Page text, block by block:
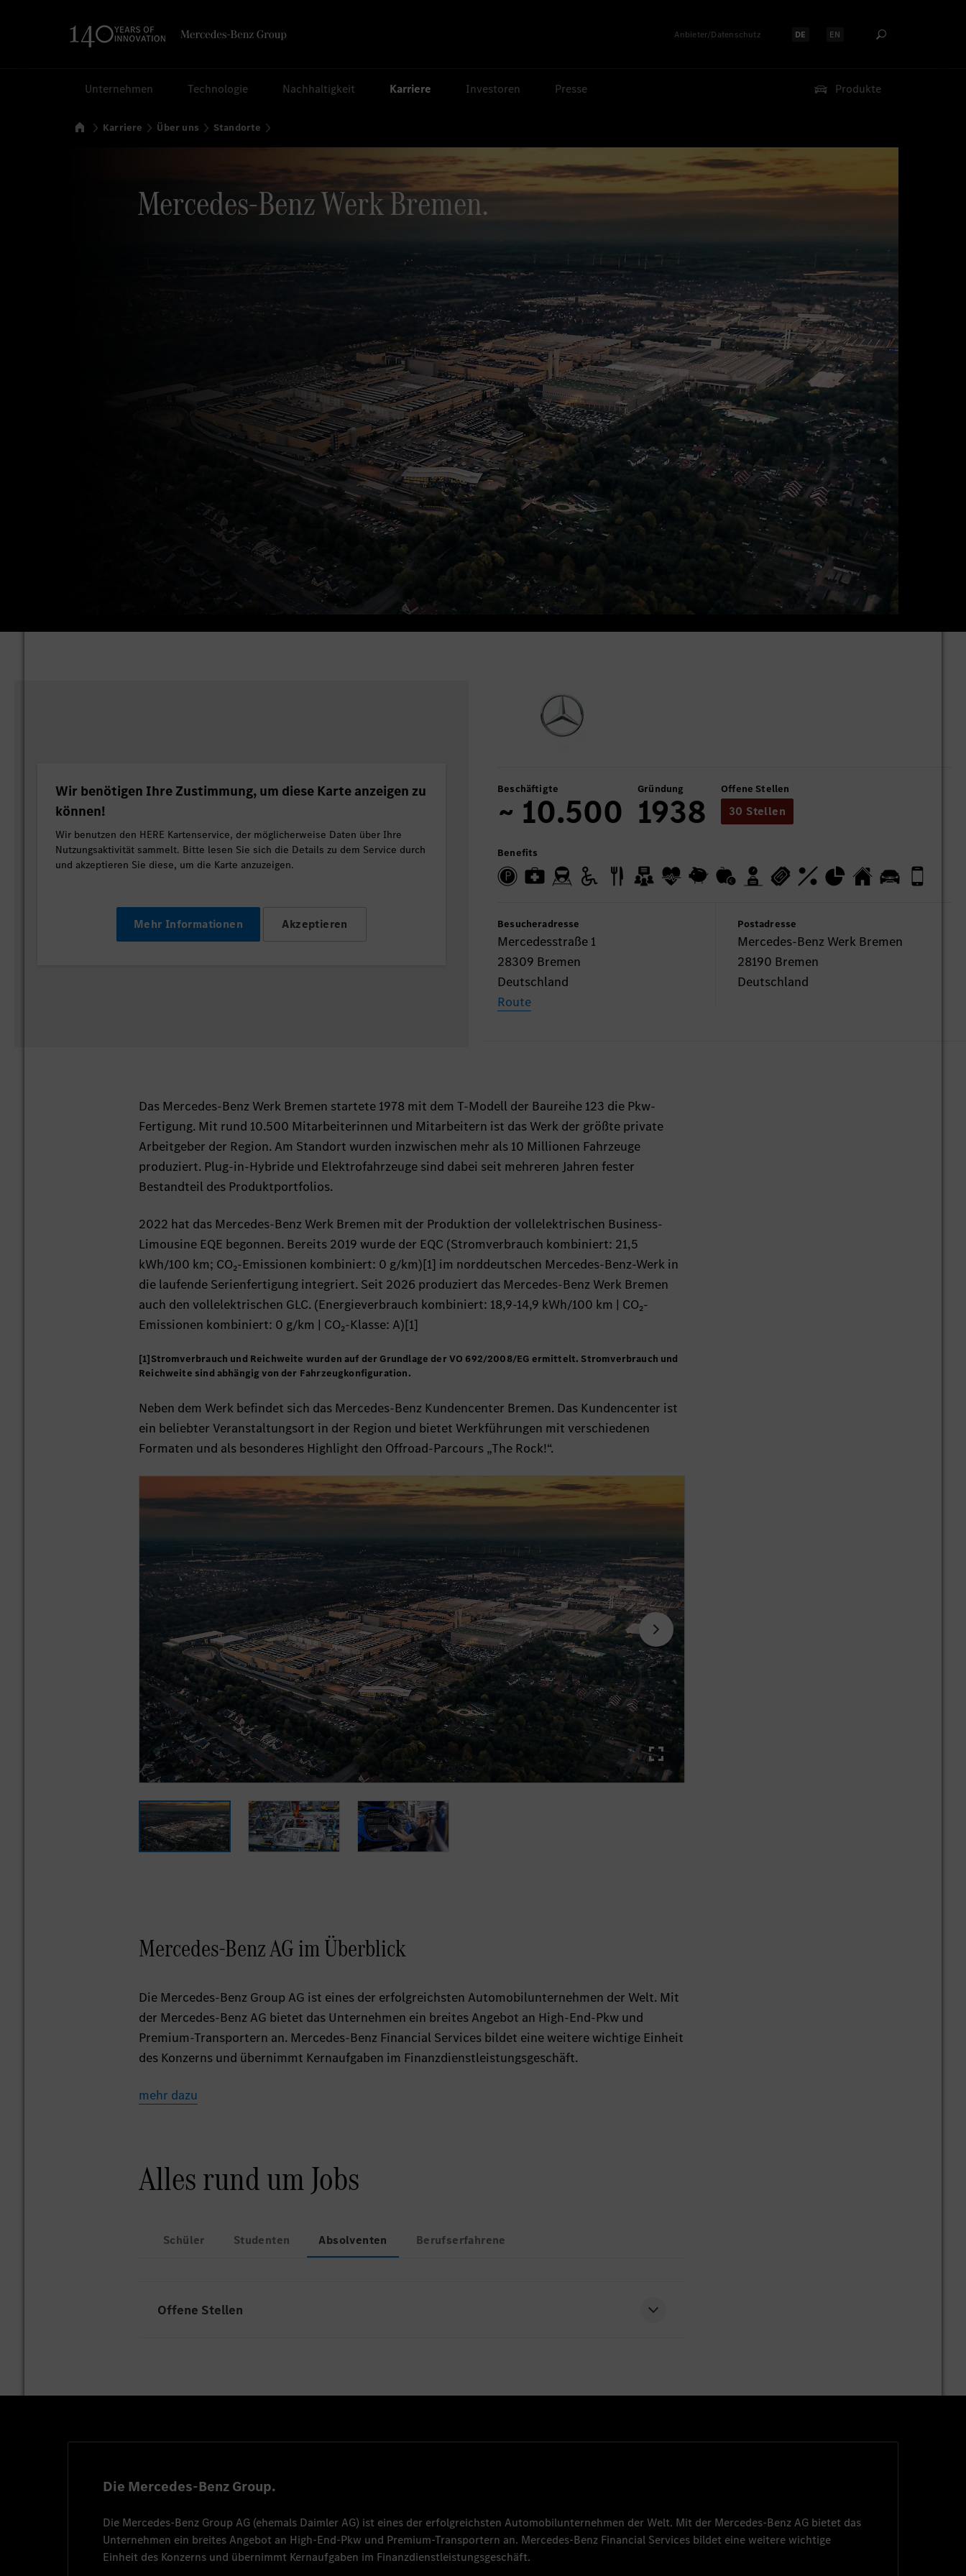
Anbieter/Datenschutz Sprache auswählen:
DE Sprache auswählen:
EN
Unternehmen Technologie Nachhaltigkeit Karriere Investoren Presse Produkte
Startseite
Karriere Über uns Standorte
Mercedes-Benz Werk Bremen.
Wir benötigen Ihre Zustimmung, um diese Karte anzeigen zu
können!
Wir benutzen den HERE Kartenservice, der möglicherweise Daten über Ihre
Nutzungsaktivität sammelt. Bitte lesen Sie sich die Details zu dem Service durch
und akzeptieren Sie diese, um die Karte anzuzeigen.
Mehr Informationen Akzeptieren
Beschäftigte
~ 10.500
Gründung
1938
Offene Stellen
30 Stellen
Benefits
Besucheradresse
Mercedesstraße 1
28309 Bremen
Deutschland
Route
Postadresse
Mercedes-Benz Werk Bremen
28190 Bremen
Deutschland
Das Mercedes-Benz Werk Bremen startete 1978 mit dem T-Modell der Baureihe 123 die Pkw-
Fertigung. Mit rund 10.500 Mitarbeiterinnen und Mitarbeitern ist das Werk der größte private
Arbeitgeber der Region. Am Standort wurden inzwischen mehr als 10 Millionen Fahrzeuge
produziert. Plug-in-Hybride und Elektrofahrzeuge sind dabei seit mehreren Jahren fester
Bestandteil des Produktportfolios.
2022 hat das Mercedes-Benz Werk Bremen mit der Produktion der vollelektrischen Business-
Limousine EQE begonnen. Bereits 2019 wurde der EQC (Stromverbrauch kombiniert: 21,5
kWh/100 km; CO₂-Emissionen kombiniert: 0 g/km)[1] im norddeutschen Mercedes-Benz-Werk in
die laufende Serienfertigung integriert. Seit 2026 produziert das Mercedes-Benz Werk Bremen
auch den vollelektrischen GLC. (Energieverbrauch kombiniert: 18,9-14,9 kWh/100 km | CO₂-
Emissionen kombiniert: 0 g/km | CO₂-Klasse: A)[1]
[1]Stromverbrauch und Reichweite wurden auf der Grundlage der VO 692/2008/EG ermittelt. Stromverbrauch und
Reichweite sind abhängig von der Fahrzeugkonfiguration.
Neben dem Werk befindet sich das Mercedes-Benz Kundencenter Bremen. Das Kundencenter ist
ein beliebter Veranstaltungsort in der Region und bietet Werkführungen mit verschiedenen
Formaten und als besonderes Highlight den Offroad-Parcours „The Rock!“.
Mercedes-Benz AG im Überblick
Die Mercedes-Benz Group AG ist eines der erfolgreichsten Automobilunternehmen der Welt. Mit
der Mercedes-Benz AG bietet das Unternehmen ein breites Angebot an High-End-Pkw und
Premium-Transportern an. Mercedes-Benz Financial Services bildet eine weitere wichtige Einheit
des Konzerns und übernimmt Kernaufgaben im Finanzdienstleistungsgeschäft.
mehr dazu
Alles rund um Jobs
Schüler Studenten Absolventen Berufserfahrene
Offene Stellen
Die Mercedes-Benz Group.
Die Mercedes-Benz Group AG (ehemals Daimler AG) ist eines der erfolgreichsten Automobilunternehmen der Welt. Mit der Mercedes-Benz AG bietet das
Unternehmen ein breites Angebot an High-End-Pkw und Premium-Transportern an. Mercedes-Benz Financial Services bildet eine weitere wichtige
Einheit des Konzerns und übernimmt Kernaufgaben im Finanzdienstleistungsgeschäft.